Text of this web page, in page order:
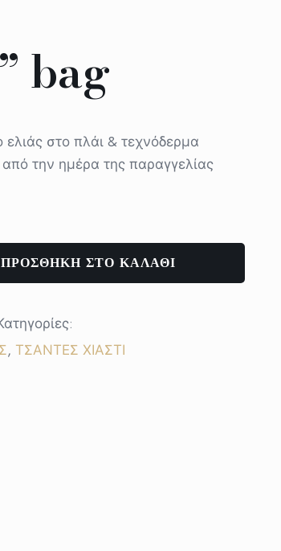
bag
ελιάς στο πλάι & τεχνόδερμα
την ημέρα της παραγγελίας
ΠΡΟΣΘΗΚΗ ΣΤΟ ΚΑΛΑΘΙ
, ΤΣΑΝΤΕΣ ΧΙΑΣΤΙ